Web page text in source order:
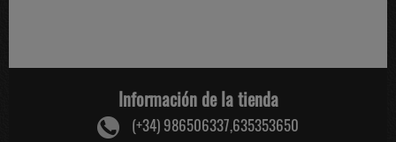
Información de la tienda
(+34) 986506337,635353650